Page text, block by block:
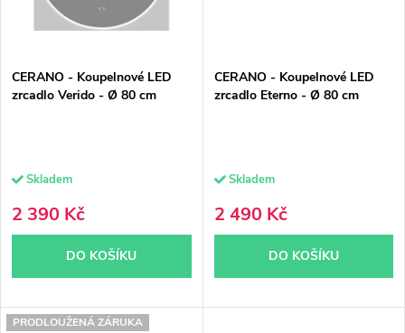
CERANO - Koupelnové LED
zrcadlo Verido - Ø 80 cm
Skladem
2 390 Kč
DO KOŠÍKU
CERANO - Koupelnové LED
zrcadlo Eterno - Ø 80 cm
Skladem
2 490 Kč
DO KOŠÍKU
PRODLOUŽENÁ ZÁRUKA